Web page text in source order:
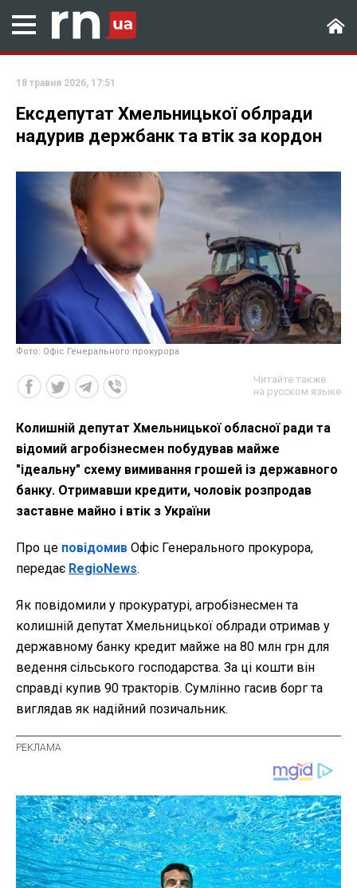
18 травня 2026, 17:51
Ексдепутат Хмельницької облради
надурив держбанк та втік за кордон
Фото: Офіс Генерального прокурора
Читайте также
на русском языке
Колишній депутат Хмельницької обласної ради та
відомий агробізнесмен побудував майже
"ідеальну" схему вимивання грошей із державного
банку. Отримавши кредити, чоловік розпродав
заставне майно і втік з України
Про це повідомив Офіс Генерального прокурора,
передає RegioNews.
Як повідомили у прокуратурі, агробізнесмен та
колишній депутат Хмельницької облради отримав у
державному банку кредит майже на 80 млн грн для
ведення сільського господарства. За ці кошти він
справді купив 90 тракторів. Сумлінно гасив борг та
виглядав як надійний позичальник.